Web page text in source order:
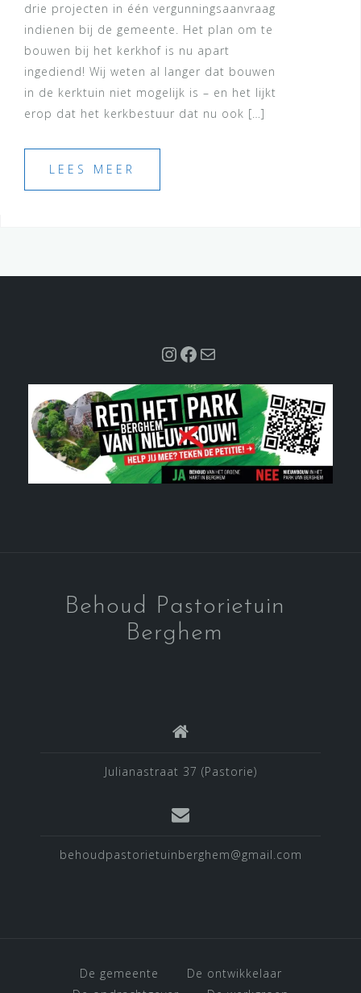
drie projecten in één vergunningsaanvraag
indienen bij de gemeente. Het plan om te
bouwen bij het kerkhof is nu apart
ingediend! Wij weten al langer dat bouwen
in de kerktuin niet mogelijk is – en het lijkt
erop dat het kerkbestuur dat nu ook […]
LEES MEER
Instagram
Facebook
Mail
Behoud Pastorietuin
Berghem
Julianastraat 37 (Pastorie)
behoudpastorietuinberghem@gmail.com
De gemeente
De ontwikkelaar